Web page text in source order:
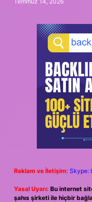
Reklam ve İletişim: Skype:
Yasal Uyarı: Bu internet
şahıs şirketi ile hiçbir